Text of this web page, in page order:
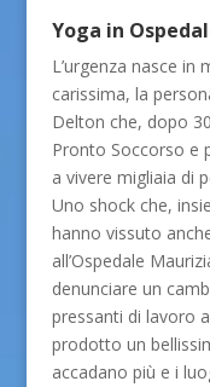
Yoga in
L’urgenza nasce in
carissima, la
Delton che, dopo
Pronto Soccorso e
a vivere migliaia di
Uno shock che,
hanno vissuto
all’Ospedale
denunciare un
pressanti di lavoro
prodotto un
accadano più e i